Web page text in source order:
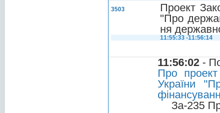
3503
Проект
"Про
ня
11:55:33 -11:56:14
11:56:02 -
Про
України
За-235